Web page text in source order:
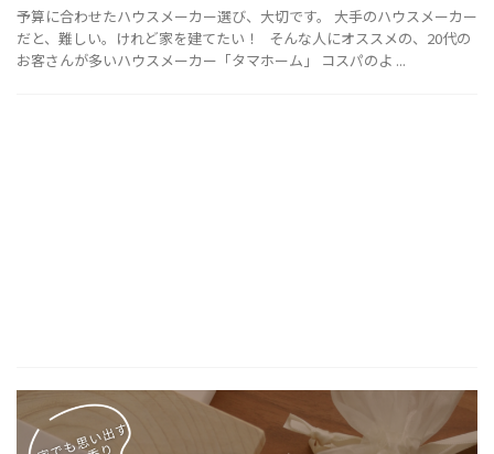
予算に合わせたハウスメーカー選び、大切です。 大手のハウスメーカー
だと、難しい。けれど家を建てたい！ そんな人にオススメの、20代の
お客さんが多いハウスメーカー「タマホーム」 コスパのよ ...